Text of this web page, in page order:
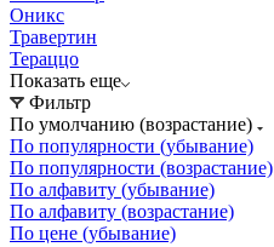
Оникс
Травертин
Тераццо
Показать еще
Фильтр
По умолчанию (возрастание)
По популярности (убывание)
По популярности (возрастание)
По алфавиту (убывание)
По алфавиту (возрастание)
По цене (убывание)